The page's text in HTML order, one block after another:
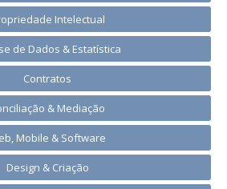
Intelectual
de Dados & Estatística
Contratos
& Mediação
Mobile & Software
Design & Criação